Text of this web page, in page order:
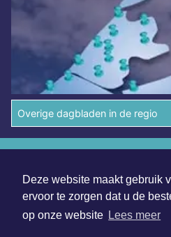
Deze website maakt gebruik
ervoor te zorgen dat u de
op onze website Lees meer
Overige dagbladen in de regio
Disclaimer
Privacy Statement